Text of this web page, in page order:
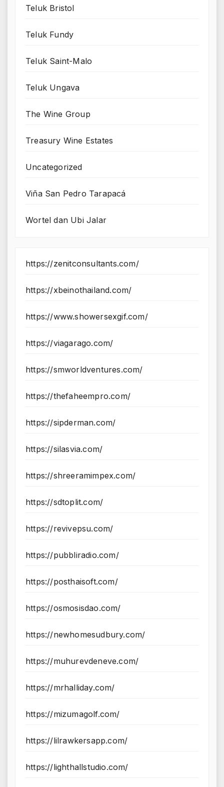
Teluk Bristol
Teluk Fundy
Teluk Saint-Malo
Teluk Ungava
The Wine Group
Treasury Wine Estates
Uncategorized
Viña San Pedro Tarapacá
Wortel dan Ubi Jalar
https://zenitconsultants.com/
https://xbeinothailand.com/
https://www.showersexgif.com/
https://viagarago.com/
https://smworldventures.com/
https://thefaheempro.com/
https://sipderman.com/
https://silasvia.com/
https://shreeramimpex.com/
https://sdtoplit.com/
https://revivepsu.com/
https://pubbliradio.com/
https://posthaisoft.com/
https://osmosisdao.com/
https://newhomesudbury.com/
https://muhurevdeneve.com/
https://mrhalliday.com/
https://mizumagolf.com/
https://lilrawkersapp.com/
https://lighthallstudio.com/